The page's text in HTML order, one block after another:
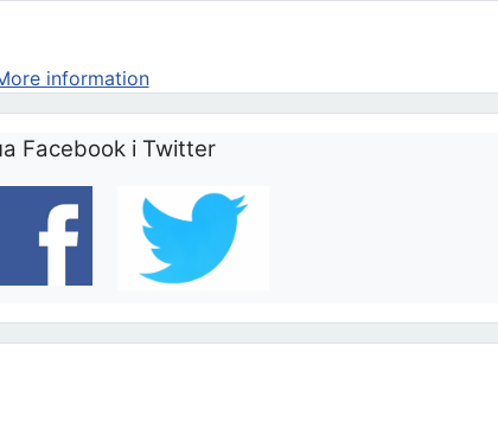
Facebook і Twitter
information